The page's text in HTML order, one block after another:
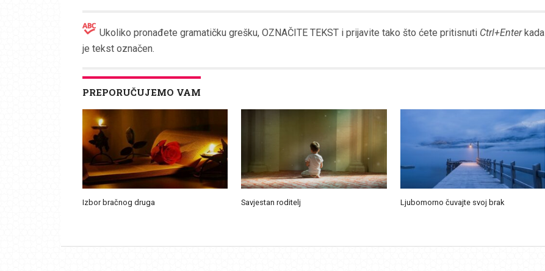
Ukoliko pronađete gramatičku grešku, OZNAČITE TEKST i prijavite tako što ćete pritisnuti Ctrl+Enterkada
je tekst označen.
PREPORUČUJEMO VAM
Izbor bračnog druga Savjestan roditelj Ljubomorno čuvajte svoj brak